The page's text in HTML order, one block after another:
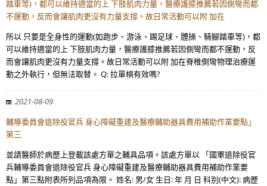
踏車等)，都可以維持適當的上 下肢肌肉力量，醫療護膝推薦若因側彎而都
不運動，反而會讓肌肉更沒有力量支撐。故日常活動可以附 加在
所以 只要是全身性的運動(如跑步、游泳、踢足球、體操、騎腳踏車等)，都
可以維持適當的上 下肢肌肉力量，醫療護膝推薦若因側彎而都不運動，反
而會讓肌肉更沒有力量支撐。故日常活動可以附 加在脊椎側彎物理治療運
動之外執行，但無法取替。 Q: 拉單槓有效嗎?
2021-08-09
輔導委員會退除役官兵 身心障礙重建及醫療輔助器具費用補助作業要點」
第三
並請醫師於病歷上登載該處方單之輔具品項。該處方單以 「國軍退除役官
兵輔導委員會退除役官兵 身心障礙重建及醫療輔助器具費用補助作業要
點」第三點附表所列品項為限。 姓名: 男/女 生日: 年 月 日 科別(中文): 病歷